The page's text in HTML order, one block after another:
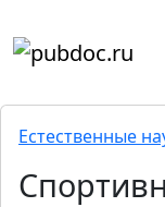
Естественные